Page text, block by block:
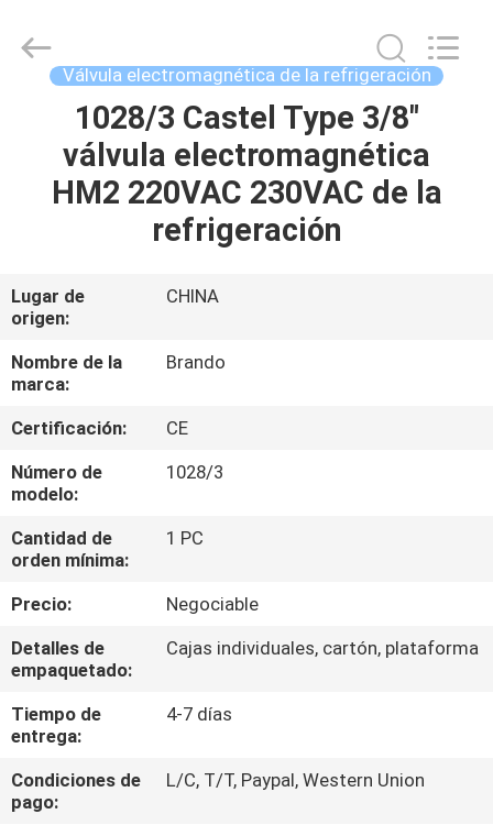
CASA
PRODUCTOS
SOBRE
NOSOTROS
RECORRIDO
POR
LA
DE
CALIDAD
CONTACTA
CON
NOSOTROS
Hardware
Válvula electromagnética de la refrigeración
1028/3 Castel Type 3/8"
válvula electromagnética
HM2 220VAC 230VAC de la
refrigeración
Lugar de
origen:
CHINA
Nombre de la
marca:
Brando
Certificación:
CE
Número de
modelo:
1028/3
Cantidad de
orden mínima:
1 PC
Precio:
Negociable
Detalles de
empaquetado:
Cajas individuales, cartón, plataforma
Tiempo de
entrega:
4-7 días
Condiciones de
pago:
L/C, T/T, Paypal, Western Union